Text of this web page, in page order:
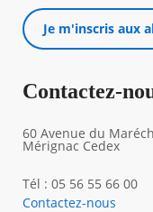
Je m'inscris aux
Contactez-
60 Avenue du
Mérignac Cedex
Tél : 05 56 55 66 00
Contactez-nous